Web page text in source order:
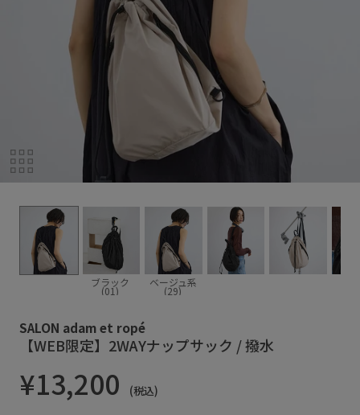
ブラック
(01)
ベージュ系
(29)
SALON adam et ropé
【WEB限定】2WAYナップサック / 撥水
¥13,200 (税込)